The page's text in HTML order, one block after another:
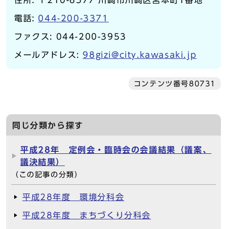
電話: 044-200-3371
ファクス: 044-200-3953
メールアドレス:98gizi@city.kawasaki.jp
コンテンツ番号80731
同じ分類から探す
平成28年 定例会・臨時会の会議結果（議案、
議決結果）
（この記事の分類）
平成28年度 環境分科会
平成28年度 まちづくり分科会